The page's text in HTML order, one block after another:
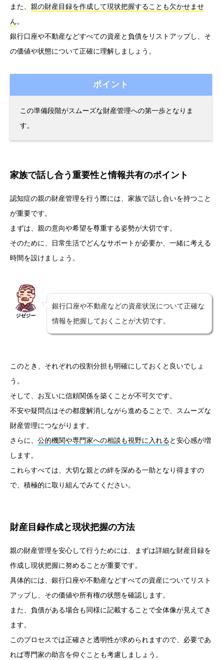
また、 親の財産目録を作成して現状把握することも欠かせませ
ん。
銀行口座や不動産などすべての資産と負債をリストアップし、そ
の価値や状態について正確に理解しましょう。
ポイント
この準備段階がスムーズな財産管理への第一歩となりま
す。
家族で話し合う重要性と情報共有のポイント
認知症の親の財産管理を行う際には、家族で話し合いを持つこと
が重要です。
まずは、親の意向や希望を尊重する姿勢が大切です。
そのために、日常生活でどんなサポートが必要か、一緒に考える
時間を設けましょう。
ジゼジー
銀行口座や不動産などの資産状況について正確な
情報を把握しておくことが大切です。
このとき、それぞれの役割分担も明確にしておくと良いでしょ
う。
そして、お互いに信頼関係を築くことが不可欠です。
不安や疑問点はその都度解消しながら進めることで、スムーズな
財産管理につながります。
さらに、 公的機関や専門家への相談も視野に入れると安心感が増
します。
これらすべては、大切な親との絆を深める一助となり得ますの
で、積極的に取り組んでみてください。
財産目録作成と現状把握の方法
親の財産管理を安心して行うためには、まずは詳細な財産目録を
作成し現状把握に努めることが重要です。
具体的には、銀行口座や不動産などすべての資産についてリスト
アップし、その価値や所有権の状態を確認します。
また、負債がある場合も同様に記載することで全体像が見えてき
ます。
このプロセスでは正確さと透明性が求められますので、必要であ
れば専門家の助言を仰ぐことも考慮しましょう。